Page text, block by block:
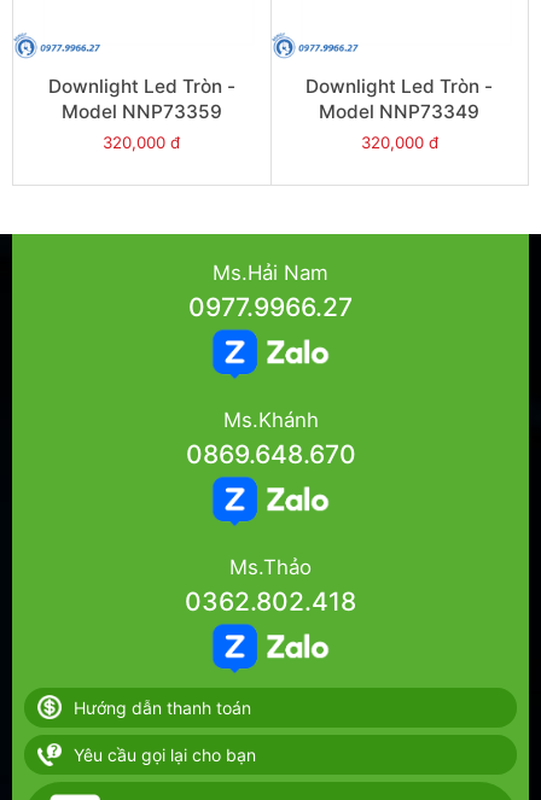
Downlight Led Tròn -
Model NNP73359
320,000 đ
Downlight Led Tròn -
Model NNP73349
320,000 đ
Ms.Hải Nam
0977.9966.27
Ms.Khánh
0869.648.670
Ms.Thảo
0362.802.418
Hướng dẫn thanh toán
Yêu cầu gọi lại cho bạn